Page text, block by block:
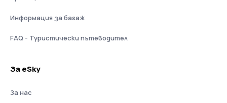
Информация за багаж
FAQ - Туристически пътеводител
За eSky
За нас